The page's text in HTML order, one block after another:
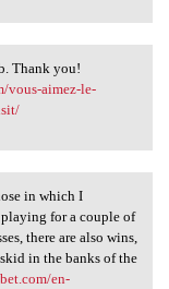
job
Thank you!
vous-aimez-le-
in which I
for a couple of
there are also wins,
in the banks of the
en-